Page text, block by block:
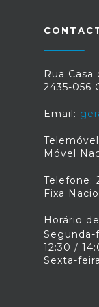
os
Alguns
declaração
Última
e
cobrança. Em
Aduaneira
água ou da
Rua Casa
2435-056
Email:
Móvel
Telefone:
Fixa
Horário
Segunda-
12:30 /
Sexta-